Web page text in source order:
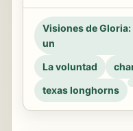
Visiones de
un
La voluntad
texas longhorns